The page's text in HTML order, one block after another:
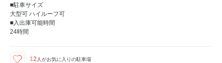
■駐車サイズ
大型可 ハイルーフ可
■入出庫可能時間
24時間
12 人がお気に入りの駐車場